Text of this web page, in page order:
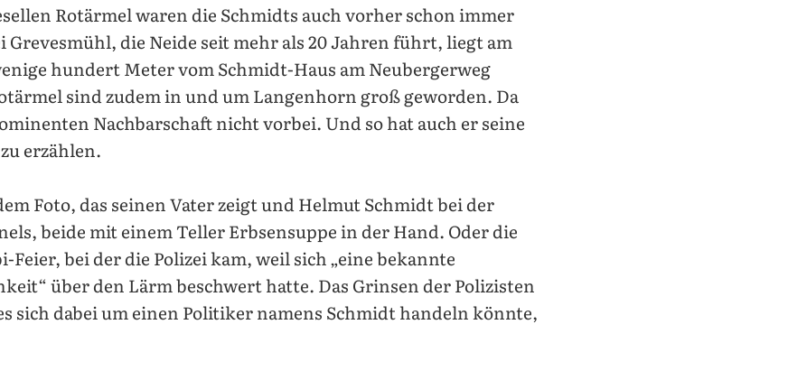
Rotärmel waren die Schmidts auch vorher schon immer
die Neide seit mehr als 20 Jahren führt, liegt am
hundert Meter vom Schmidt-Haus am Neubergerweg
sind zudem in und um Langenhorn groß geworden. Da
Nachbarschaft nicht vorbei. Und so hat auch er seine
erzählen.
Foto, das seinen Vater zeigt und Helmut Schmidt bei der
beide mit einem Teller Erbsensuppe in der Hand. Oder die
Feier, bei der die Polizei kam, weil sich „eine bekannte
über den Lärm beschwert hatte. Das Grinsen der Polizisten
sich dabei um einen Politiker namens Schmidt handeln könnte,